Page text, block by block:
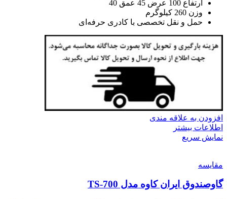
ارتفاع 100 عرض 45 عمق 40
وزن 260 کیلوگرم
حمل و نقل تخصصی با کادری حرفه‌ای
افزودن به علاقه مندی
اطلاعات بیشتر
نمایش سریع
مقايسه
گاوصندوق ایران کاوه مدل TS-700